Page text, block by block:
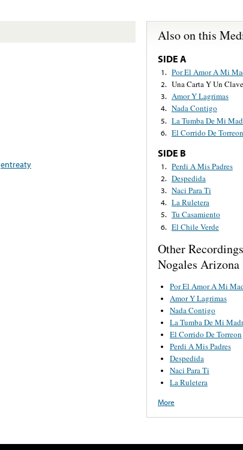
entreaty
Also on this
SIDE A
1. Por El Amor A Mi
2. Una Carta Y Un
3. Amor Y Lagrimas
4. Nada Contigo
5. La Tumba De Mi
6. El Corrido De Torreon
SIDE B
1. Perdi A Mis Padres
2. Despedida
3. Naci Para Ti
4. La Ruletera
5. Tu Casamiento
6. El Chile Verde
Other
Nogales Arizona
Por El Amor A Mi
Amor Y Lagrimas
Nada Contigo
La Tumba De Mi
El Corrido De Torreon
Perdi A Mis Padres
Despedida
Naci Para Ti
La Ruletera
More